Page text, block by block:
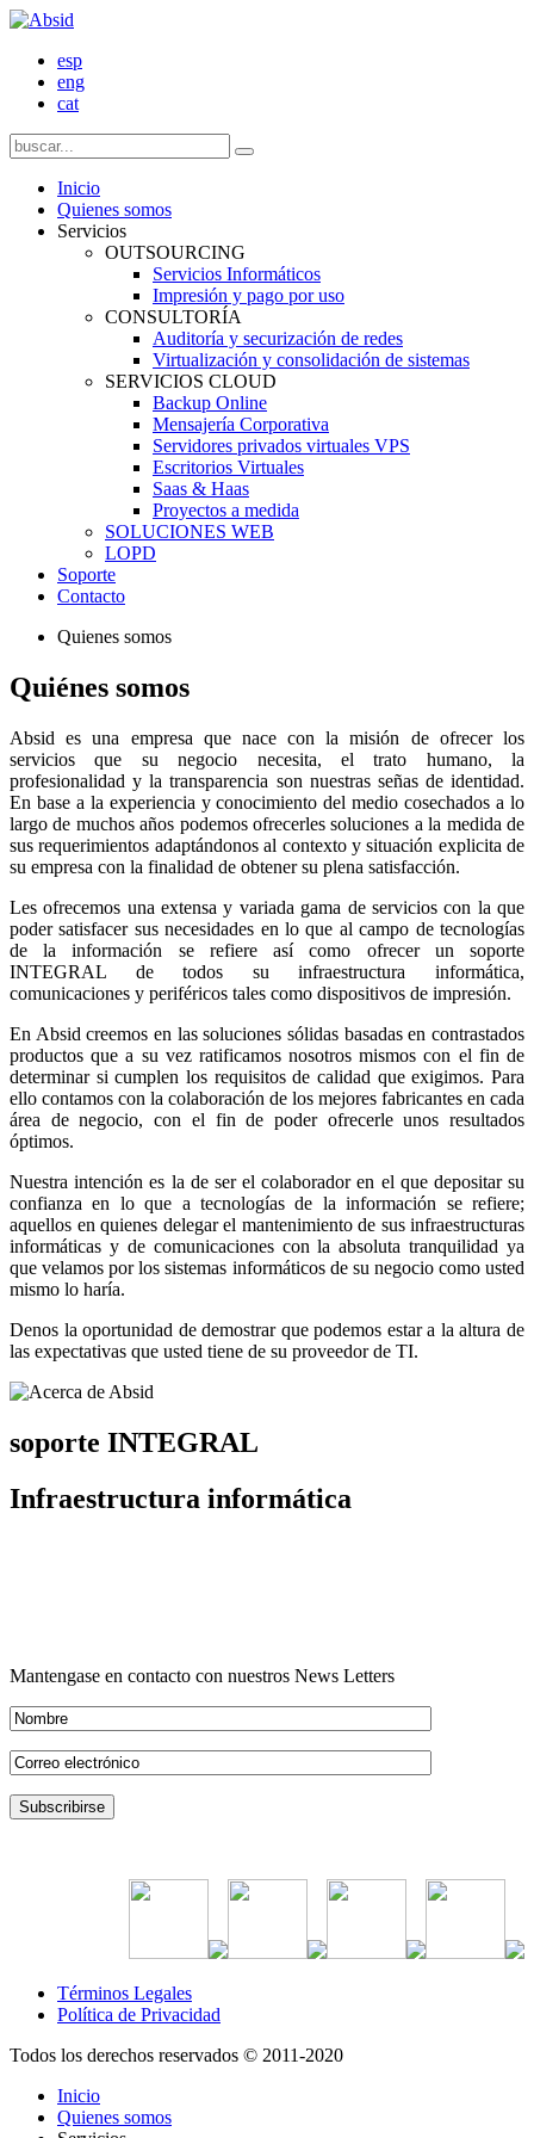
esp
eng
cat
Inicio
Quienes somos
Servicios
OUTSOURCING
Servicios Informáticos
Impresión y pago por uso
CONSULTORÍA
Auditoría y securización de redes
Virtualización y consolidación de sistemas
SERVICIOS CLOUD
Backup Online
Mensajería Corporativa
Servidores privados virtuales VPS
Escritorios Virtuales
Saas & Haas
Proyectos a medida
SOLUCIONES WEB
LOPD
Soporte
Contacto
Quienes somos
Quiénes somos
Absid es una empresa que nace con la misión de ofrecer los
servicios que su negocio necesita, el trato humano, la
profesionalidad y la transparencia son nuestras señas de identidad.
En base a la experiencia y conocimiento del medio cosechados a lo
largo de muchos años podemos ofrecerles soluciones a la medida de
sus requerimientos adaptándonos al contexto y situación explicita de
su empresa con la finalidad de obtener su plena satisfacción.
Les ofrecemos una extensa y variada gama de servicios con la que
poder satisfacer sus necesidades en lo que al campo de tecnologías
de la información se refiere así como ofrecer un soporte
INTEGRAL de todos su infraestructura informática,
comunicaciones y periféricos tales como dispositivos de impresión.
En Absid creemos en las soluciones sólidas basadas en contrastados
productos que a su vez ratificamos nosotros mismos con el fin de
determinar si cumplen los requisitos de calidad que exigimos. Para
ello contamos con la colaboración de los mejores fabricantes en cada
área de negocio, con el fin de poder ofrecerle unos resultados
óptimos.
Nuestra intención es la de ser el colaborador en el que depositar su
confianza en lo que a tecnologías de la información se refiere;
aquellos en quienes delegar el mantenimiento de sus infraestructuras
informáticas y de comunicaciones con la absoluta tranquilidad ya
que velamos por los sistemas informáticos de su negocio como usted
mismo lo haría.
Denos la oportunidad de demostrar que podemos estar a la altura de
las expectativas que usted tiene de su proveedor de TI.
soporte INTEGRAL
Infraestructura informática
Mantengase en contacto con nuestros News Letters
Términos Legales
Política de Privacidad
Todos los derechos reservados © 2011-2020
Inicio
Quienes somos